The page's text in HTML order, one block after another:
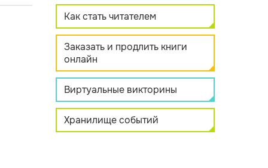
Как стать читателем
Заказать и продлить книги
онлайн
Виртуальные викторины
Хранилище событий